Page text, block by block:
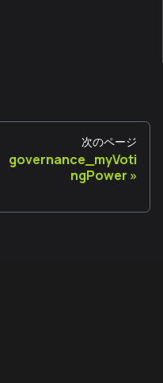
次のページ
governance_myVoti
ngPower